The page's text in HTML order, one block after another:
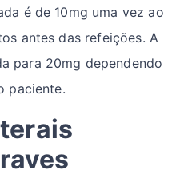
é de 10mg uma vez ao
antes das refeições. A
para 20mg dependendo
paciente.